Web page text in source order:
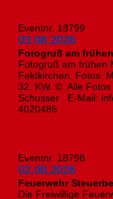
Eventnr. 18799
03.08.2026
Fotogruß am
Fotogruß am frühen
Feldkirchen. Fotos:
32. KW. ©. Alle
Schusser . E-Mail:
4020485 .
Eventnr. 18798
02.08.2026
Feuerwehr
Die Freiwillige